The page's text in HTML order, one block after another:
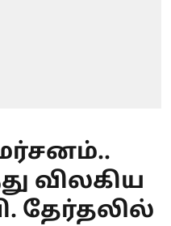
விலகிய
தேர்தலில்